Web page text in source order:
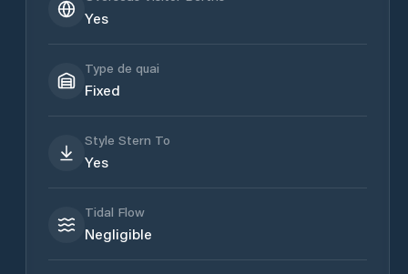
Yes
Type de quai
Fixed
Style Stern To
Yes
Tidal Flow
Negligible